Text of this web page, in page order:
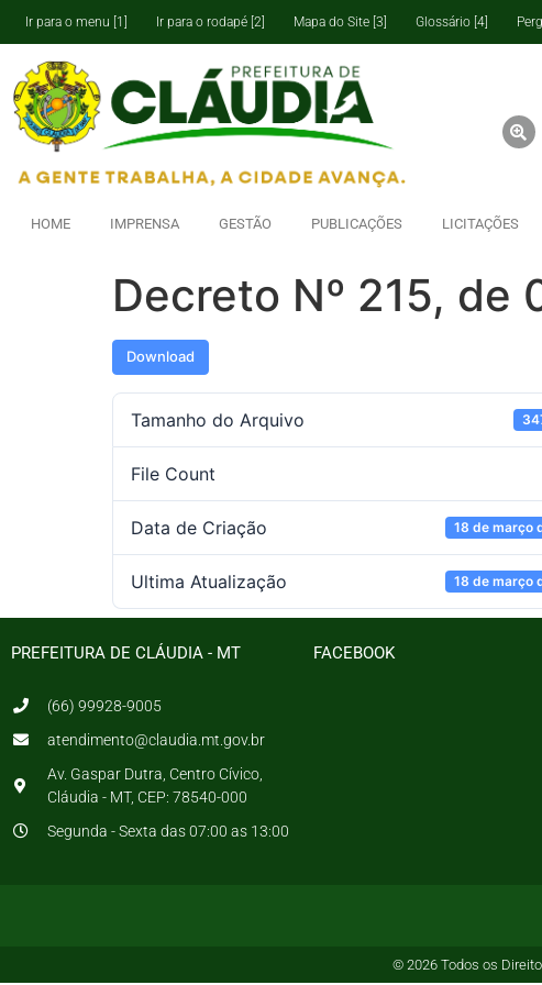
Ir para o menu [1] Ir para o rodapé [2] Mapa do Site [3] Glossário [4]
HOME IMPRENSA GESTÃO PUBLICAÇÕES LICITAÇÕES
Decreto Nº 215, de
Download
Tamanho do Arquivo
File Count
Data de Criação 18 de março
Ultima Atualização 18 de março
PREFEITURA DE CLÁUDIA - MT
(66) 99928-9005
atendimento@claudia.mt.gov.br
Av. Gaspar Dutra, Centro Cívico,
Cláudia - MT, CEP: 78540-000
Segunda - Sexta das 07:00 as 13:00
FACEBOOK
© 2026 Todos os